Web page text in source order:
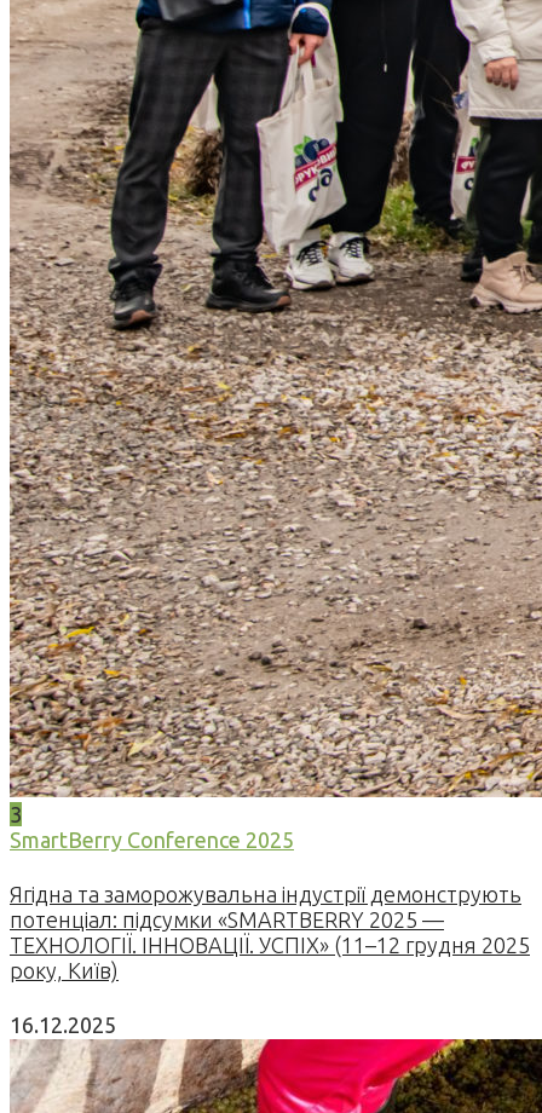
3
SmartBerry Conference 2025
Ягідна та заморожувальна індустрії демонструють
потенціал: підсумки «SMARTBERRY 2025 —
ТЕХНОЛОГІЇ. ІННОВАЦІЇ. УСПІХ» (11–12 грудня 2025
року, Київ)
16.12.2025